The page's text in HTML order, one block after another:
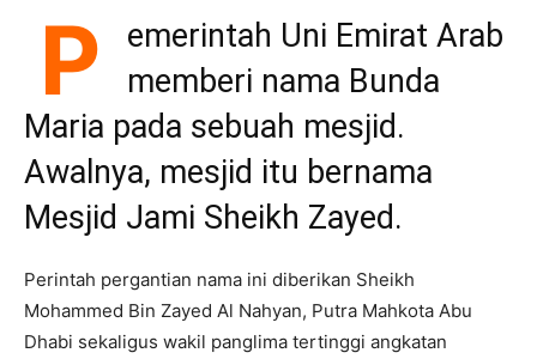
P
emerintah Uni Emirat Arab
memberi nama Bunda
Maria pada sebuah mesjid.
Awalnya, mesjid itu bernama
Mesjid Jami Sheikh Zayed.
Perintah pergantian nama ini diberikan Sheikh
Mohammed Bin Zayed Al Nahyan, Putra Mahkota Abu
Dhabi sekaligus wakil panglima tertinggi angkatan